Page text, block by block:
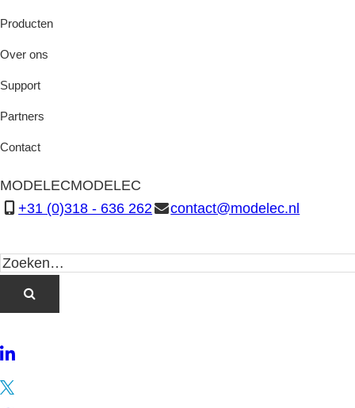
Producten
Over ons
Support
Partners
Contact
MODELECMODELEC
+31 (0)318 - 636 262
contact@modelec.nl
LinkedIn